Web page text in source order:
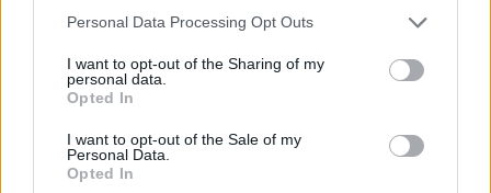
Personal Data Processing Opt Outs
I want to opt-out of the Sharing of my
personal data.
Opted In
I want to opt-out of the Sale of my
Personal Data.
Opted In
Auto Pour Vous 5 août 2026